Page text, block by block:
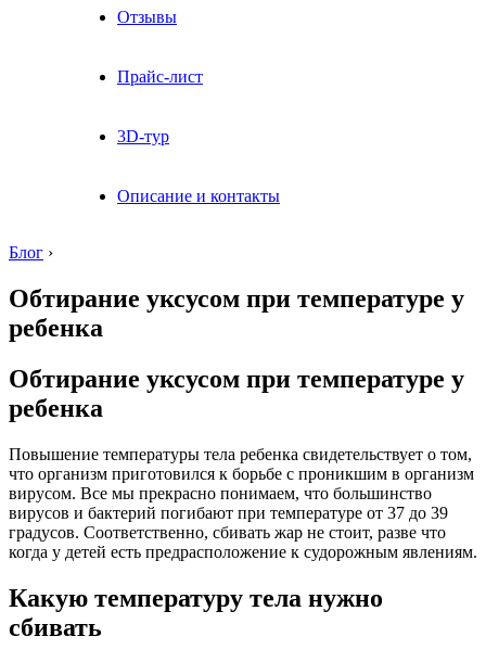
Отзывы
Прайс-лист
3D-тур
Описание и контакты
Блог ›
Обтирание уксусом при температуре у
ребенка
Обтирание уксусом при температуре у
ребенка
Повышение температуры тела ребенка свидетельствует о том,
что организм приготовился к борьбе с проникшим в организм
вирусом. Все мы прекрасно понимаем, что большинство
вирусов и бактерий погибают при температуре от 37 до 39
градусов. Соответственно, сбивать жар не стоит, разве что
когда у детей есть предрасположение к судорожным явлениям.
Какую температуру тела нужно
сбивать